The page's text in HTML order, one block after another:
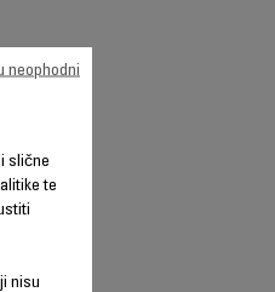
slične
te
nisu
neophodni